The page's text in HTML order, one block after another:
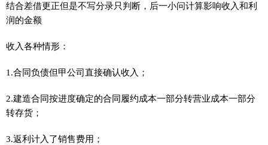
结合差借更正但是不写分录只判断，后一小问计算影响收入和利
润的金额
收入各种情形：
1.合同负债但甲公司直接确认收入；
2.建造合同按进度确定的合同履约成本一部分转营业成本一部分
转存货；
3.返利计入了销售费用；